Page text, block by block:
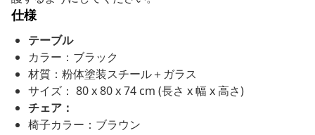
仕様
テーブル
カラー：ブラック
材質：粉体塗装スチール＋ガラス
サイズ： 80 x 80 x 74 cm (長さ x 幅 x 高さ)
チェア：
椅子カラー：ブラウン